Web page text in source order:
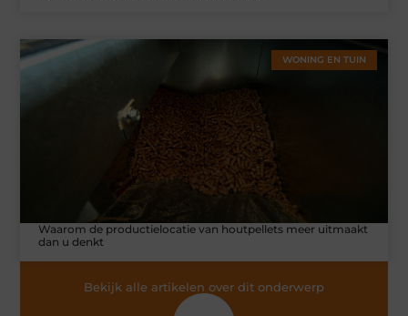
WONING EN TUIN
Waarom de productielocatie van houtpellets meer uitmaakt
dan u denkt
Bekijk alle artikelen over dit onderwerp